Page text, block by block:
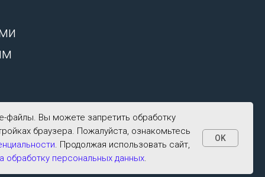
файлы. Вы можете запретить обработку
браузера. Пожалуйста, ознакомьтесь
. Продолжая использовать сайт,
обработку персональных данных.
OK